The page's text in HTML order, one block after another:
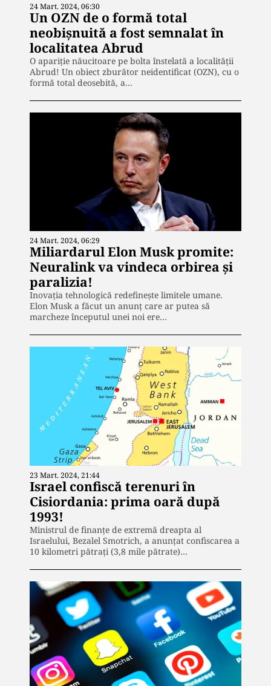
24 Mart. 2024, 06:30
Un OZN de o formă total
neobișnuită a fost semnalat în
localitatea Abrud
O apariție năucitoare pe bolta înstelată a localității
Abrud! Un obiect zburător neidentificat (OZN), cu o
formă total deosebită, a…
24 Mart. 2024, 06:29
Miliardarul Elon Musk promite:
Neuralink va vindeca orbirea și
paralizia!
Inovația tehnologică redefinește limitele umane.
Elon Musk a făcut un anunț care ar putea să
marcheze începutul unei noi ere…
23 Mart. 2024, 21:44
Israel confiscă terenuri în
Cisiordania: prima oară după
1993!
Ministrul de finanțe de extremă dreapta al
Israelului, Bezalel Smotrich, a anunțat confiscarea a
10 kilometri pătrați (3,8 mile pătrate)…